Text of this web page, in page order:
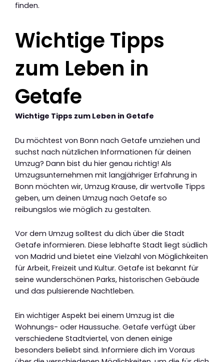
finden.
Wichtige Tipps
zum Leben in
Getafe
Wichtige Tipps zum Leben in Getafe
Du möchtest von Bonn nach Getafe umziehen und
suchst nach nützlichen Informationen für deinen
Umzug? Dann bist du hier genau richtig! Als
Umzugsunternehmen mit langjähriger Erfahrung in
Bonn möchten wir, Umzug Krause, dir wertvolle Tipps
geben, um deinen Umzug nach Getafe so
reibungslos wie möglich zu gestalten.
Vor dem Umzug solltest du dich über die Stadt
Getafe informieren. Diese lebhafte Stadt liegt südlich
von Madrid und bietet eine Vielzahl von Möglichkeiten
für Arbeit, Freizeit und Kultur. Getafe ist bekannt für
seine wunderschönen Parks, historischen Gebäude
und das pulsierende Nachtleben.
Ein wichtiger Aspekt bei einem Umzug ist die
Wohnungs- oder Haussuche. Getafe verfügt über
verschiedene Stadtviertel, von denen einige
besonders beliebt sind. Informiere dich im Voraus